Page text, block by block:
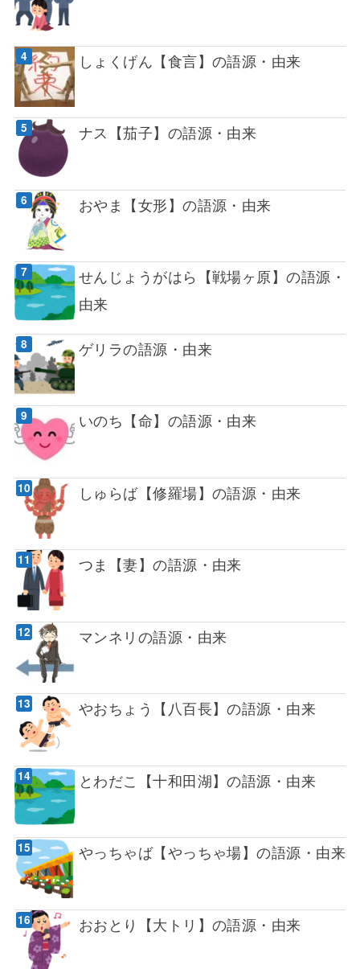
しょくげん【食言】の語源・由来
ナス【茄子】の語源・由来
おやま【女形】の語源・由来
せんじょうがはら【戦場ヶ原】の語源・
由来
ゲリラの語源・由来
いのち【命】の語源・由来
しゅらば【修羅場】の語源・由来
つま【妻】の語源・由来
マンネリの語源・由来
やおちょう【八百長】の語源・由来
とわだこ【十和田湖】の語源・由来
やっちゃば【やっちゃ場】の語源・由来
おおとり【大トリ】の語源・由来